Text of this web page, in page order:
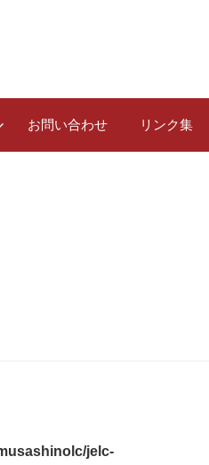
お問い合わせ リンク集
jelc-